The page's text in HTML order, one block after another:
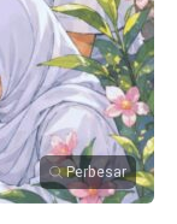
Perbesar